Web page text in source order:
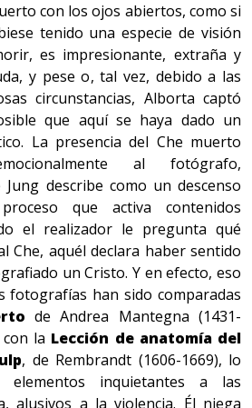
con los ojos abiertos, como si
tenido una especie de visión
es impresionante, extraña y
y pese o, tal vez, debido a las
circunstancias, Alborta captó
que aquí se haya dado un
La presencia del Che muerto
al fotógrafo,
describe como un descenso
que activa contenidos
el realizador le pregunta qué
Che, aquél declara haber sentido
un Cristo. Y en efecto, eso
fotografías han sido comparadas
de Andrea Mantegna (1431-
la Lección de anatomía del
, de Rembrandt (1606-1669), lo
inquietantes a las
alusivos a la violencia. Él niega